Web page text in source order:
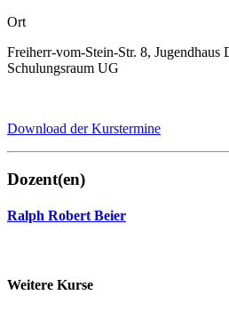
Ort
Freiherr-vom-Stein-Str. 8, Jugendhaus
Schulungsraum UG
Download der Kurstermine
Dozent(en)
Ralph Robert Beier
Weitere Kurse